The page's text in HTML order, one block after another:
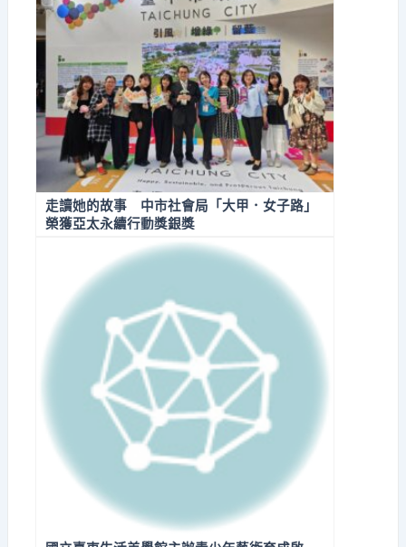
走讀她的故事 中市社會局「大甲．女子路」
榮獲亞太永續行動獎銀獎